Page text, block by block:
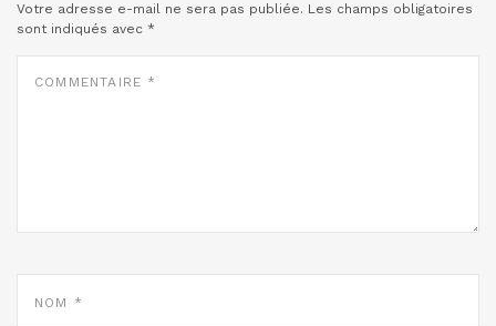
Votre adresse e-mail ne sera pas publiée. Les champs obligatoires
sont indiqués avec *